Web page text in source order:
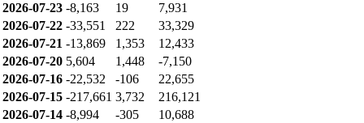
2026-07-23 -8,163 19
7,931
2026-07-22 -33,551 222
33,329
2026-07-21 -13,869 1,353
12,433
2026-07-20 5,604 1,448
-7,150
2026-07-16 -22,532 -106
22,655
2026-07-15 -217,661 3,732
216,121
2026-07-14 -8,994 -305
10,688